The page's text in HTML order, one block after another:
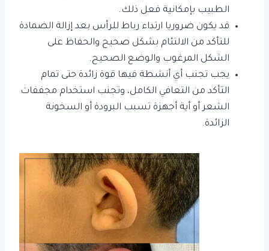
الطبيب بإمكانية فعل ذلك.
قد يكون ضروريا ارتداء رباط للرأس بعد إزالة الضمادة
للتأكد من الالتئام بشكل صحيح والحفاظ على
الشكل المرغوب والوضع الصحيح.
يجب تجنب أي أنشطة فيها قوة زائدة حتى تمام
التأكد من التعافي الكامل، وتجنب استخدام مجففات
الشعر أو أية أجهزة تسبب البرودة أو السخونة
الزائدة.